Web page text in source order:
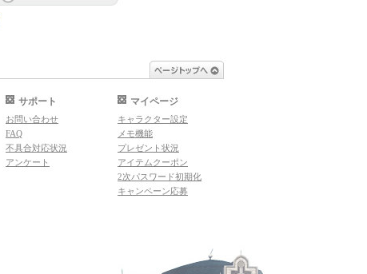
サポート
お問い合わせ
FAQ
不具合対応状況
アンケート
マイページ
キャラクター設定
メモ機能
プレゼント状況
アイテムクーポン
2次パスワード初期化
キャンペーン応募